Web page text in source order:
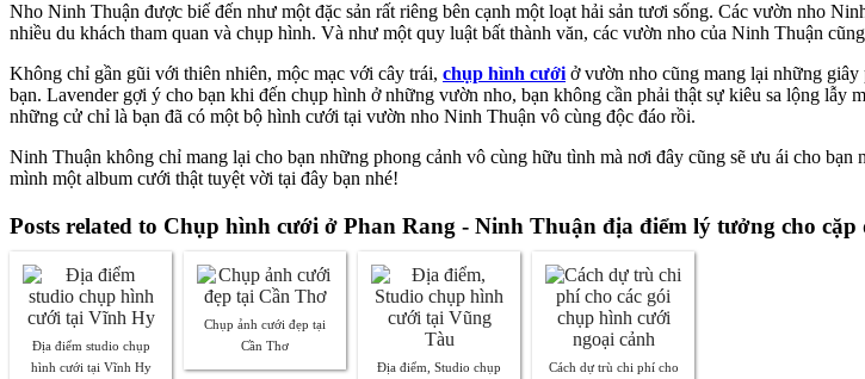
Nho Ninh Thuận được biế đến như một đặc sản rất riêng bên cạnh một loạt hải sản tươi sống. Các vườn nho
nhiều du khách tham quan và chụp hình. Và như một quy luật bất thành văn, các vườn nho của Ninh Thuận
Không chỉ gần gũi với thiên nhiên, mộc mạc với cây trái, chụp hình cướiở vườn nho cũng mang lại những giây
bạn. Lavender gợi ý cho bạn khi đến chụp hình ở những vườn nho, bạn không cần phải thật sự kiêu sa lộng
những cử chỉ là bạn đã có một bộ hình cưới tại vườn nho Ninh Thuận vô cùng độc đáo rồi.
Ninh Thuận không chỉ mang lại cho bạn những phong cảnh vô cùng hữu tình mà nơi đây cũng sẽ ưu ái cho
mình một album cưới thật tuyệt vời tại đây bạn nhé!
Posts related to Chụp hình cưới ở Phan Rang - Ninh Thuận địa điểm lý tưởng cho cặp
Địa điểm studio chụp
hình cưới tại Vĩnh Hy
Chụp ảnh cưới đẹp tại
Cần Thơ
Địa điểm, Studio chụp
Cách dự trù chi phí cho